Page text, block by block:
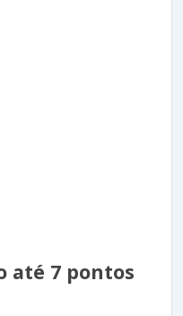
até 7 pontos